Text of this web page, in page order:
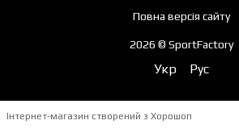
Повна версія сайту
2026 © SportFactory
Укр Рус
Інтернет-магазин створений з Хорошоп